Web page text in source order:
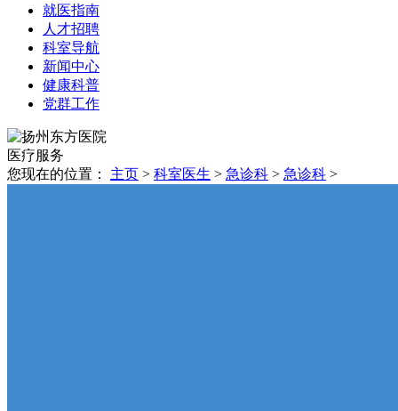
就医指南
人才招聘
科室导航
新闻中心
健康科普
党群工作
医疗服务
您现在的位置：
主页 > 科室医生 > 急诊科 > 急诊科 >